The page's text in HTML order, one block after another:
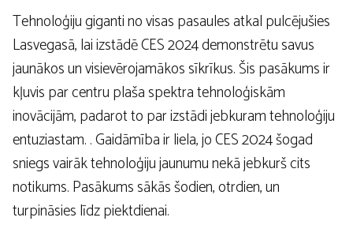
Tehnoloģiju giganti no visas pasaules atkal pulcējušies
Lasvegasā, lai izstādē CES 2024 demonstrētu savus
jaunākos un visievērojamākos sīkrīkus. Šis pasākums ir
kļuvis par centru plaša spektra tehnoloģiskām
inovācijām, padarot to par izstādi jebkuram tehnoloģiju
entuziastam. . Gaidāmība ir liela, jo CES 2024 šogad
sniegs vairāk tehnoloģiju jaunumu nekā jebkurš cits
notikums. Pasākums sākās šodien, otrdien, un
turpināsies līdz piektdienai.